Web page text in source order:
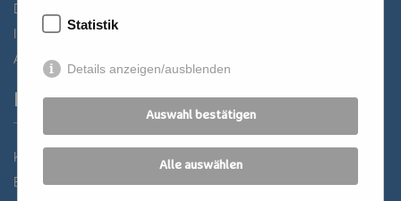
Datenschutz
Impressum
AGB
Partner
Katholisches Bildungswerk Wien
Bildung Regional
Statistik
Details anzeigen/ausblenden
Auswahl bestätigen
Alle auswählen